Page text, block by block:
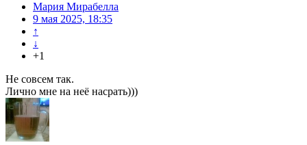
Мария Мирабелла
9 мая 2025, 18:35
↑
↓
+1
Не совсем так.
Лично мне на неё насрать)))